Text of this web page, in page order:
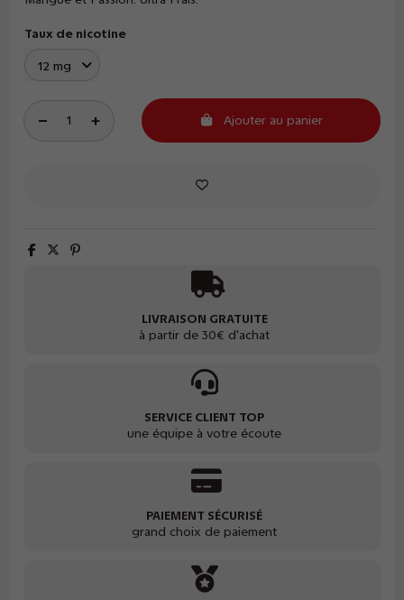
Taux de nicotine
Ajouter au panier
LIVRAISON GRATUITE
à partir de 30€ d'achat
SERVICE CLIENT TOP
une équipe à votre écoute
PAIEMENT SÉCURISÉ
grand choix de paiement